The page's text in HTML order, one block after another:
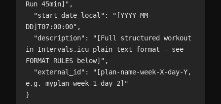
Run 45min]",
DD]T07:00:00",
in Intervals.icu plain text format — see
FORMAT RULES below]",
e.g. myplan-week-1-day-2]"
}